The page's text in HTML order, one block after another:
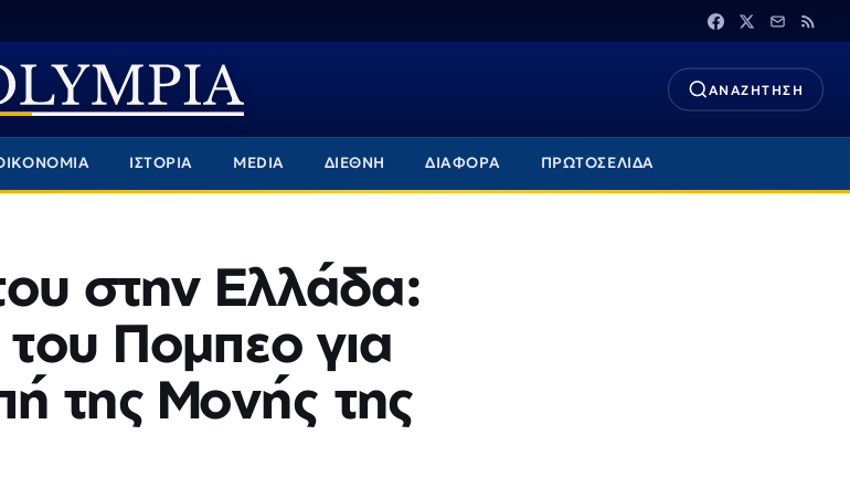
ΑΝΑΖΗΤΗΣΗ
ΙΣΤΟΡΙΑ MEDIA ΔΙΕΘΝΗ ΔΙΑΦΟΡΑ ΠΡΩΤΟΣΕΛΙΔΑ
στην Ελλάδα:
Πομπεο για
της Μονής της